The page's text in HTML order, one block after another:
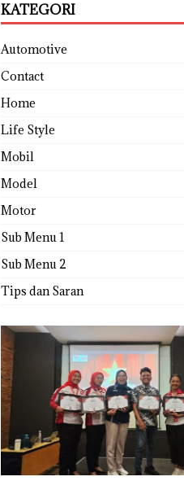
KATEGORI
Automotive
Contact
Home
Life Style
Mobil
Model
Motor
Sub Menu 1
Sub Menu 2
Tips dan Saran